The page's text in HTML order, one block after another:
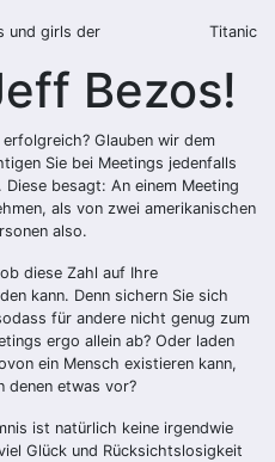
und girls der Titanic
Bezos!
Glauben wir dem
Sie bei Meetings jedenfalls
besagt: An einem Meeting
als von zwei amerikanischen
also.
diese Zahl auf Ihre
kann. Denn sichern Sie sich
für andere nicht genug zum
ergo allein ab? Oder laden
ein Mensch existieren kann,
denen etwas vor?
ist natürlich keine irgendwie
Glück und Rücksichtslosigkeit